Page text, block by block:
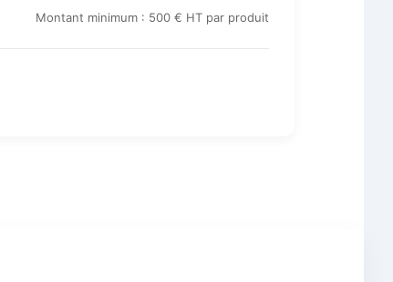
Montant minimum : 500 € HT par produit